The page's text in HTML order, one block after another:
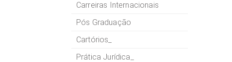
Carreiras Internacionais
Pós Graduação
Cartórios_
Prática Jurídica_